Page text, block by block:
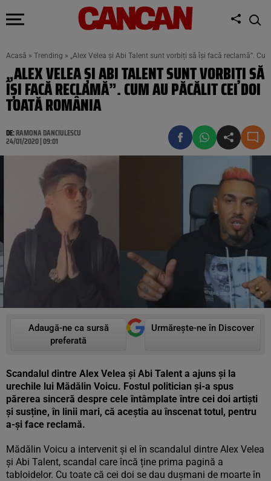
Acasă » Trending » „Alex Velea și Abi Talent sunt vorbiți să își facă reclamă”.
„ALEX VELEA ȘI ABI TALENT SUNT VORBIȚI SĂ
ÎȘI FACĂ RECLAMĂ”. CUM AU PĂCĂLIT CEI DOI
TOATĂ ROMÂNIA
DE:RAMONA DANCIULESCU
24/01/2020 | 09:01
Adaugă-ne ca sursă
preferată
Urmărește-ne în Discover
Scandalul dintre Alex Velea și Abi Talent a ajuns și la
urechile lui Mădălin Voicu. Fostul politician și-a spus
părerea sinceră despre cele întâmplate între cei doi artiști
și susține, în linii mari, că aceștia au înscenat totul, pentru
a-și face reclamă.
Mădălin Voicu a intervenit și el în scandalul dintre Alex Velea
și Abi Talent, scandal care încă ține prima pagină a
tabloidelor. Cu toate că cei doi se dau dușmani de moarte în